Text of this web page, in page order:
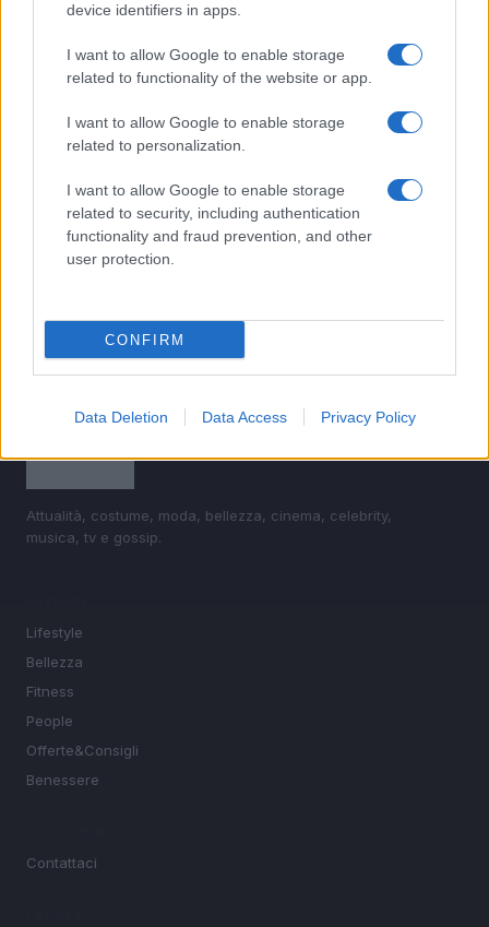
device identifiers in apps.
I want to allow Google to enable storage
related to functionality of the website or app.
I want to allow Google to enable storage
related to personalization.
I want to allow Google to enable storage
related to security, including authentication
functionality and fraud prevention, and other
user protection.
CONFIRM
Data Deletion Data Access Privacy Policy
PIÙ LETTI
Sognare una bara è presagio di morte?
Sognare il fango ha anche dei significati positivi (che
ci crediate o no)
Come valorizzare la zona giorno attraverso una scelta
consapevole dell’arredamento
È benefico esercitarsi quando si ha il raffreddore?
Attualità, costume, moda, bellezza, cinema, celebrity,
musica, tv e gossip.
Lifestyle
Bellezza
Fitness
People
Offerte&Consigli
Benessere
Contattaci